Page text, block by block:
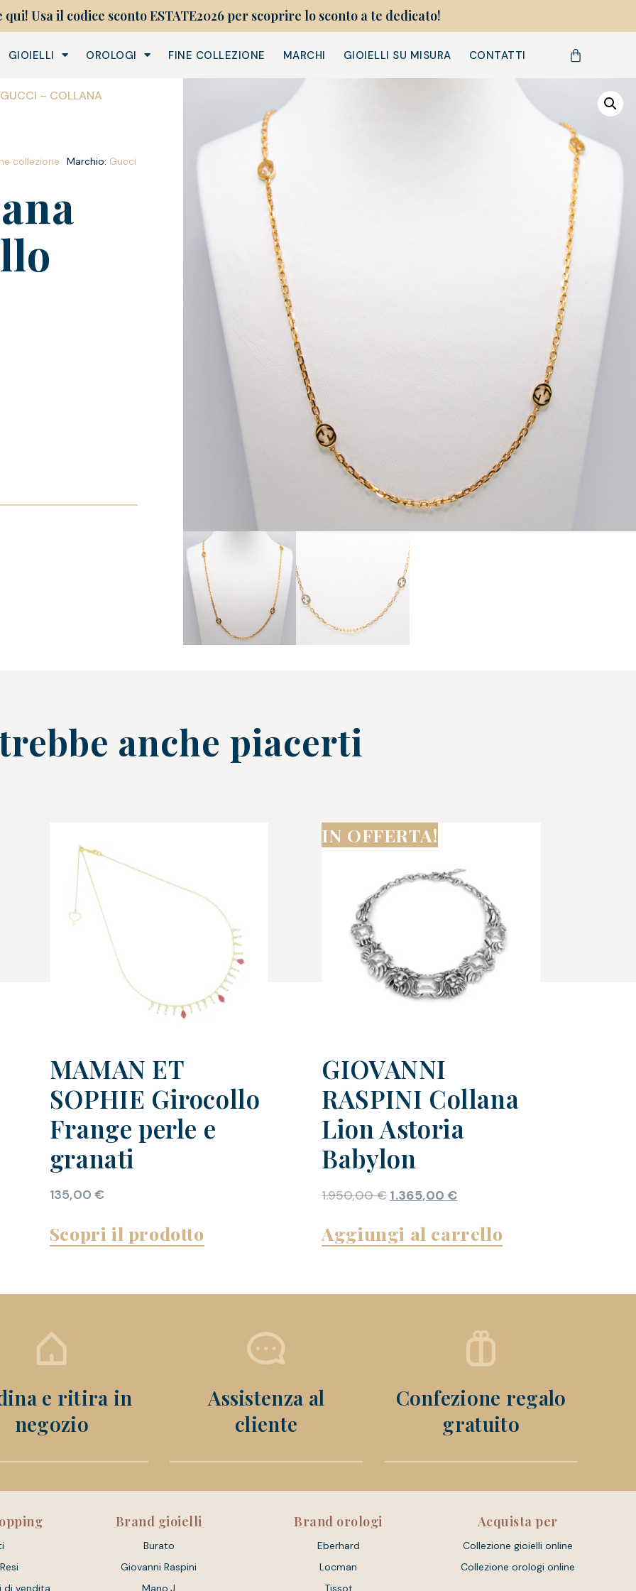
Usa il codice sconto ESTATE2026 per scoprire lo sconto a te dedicato!
GIOIELLI OROLOGI FINE COLLEZIONE MARCHI GIOIELLI SU MISURA CONTATTI
– COLLANA
collezione Marchio: Gucci
anche piacerti
MAMAN ET
SOPHIE Girocollo
Frange perle e
granati
135,00€
Scopri il prodotto
IN OFFERTA!
GIOVANNI
RASPINI Collana
Lion Astoria
Babylon
1.950,00€ 1.365,00€
Aggiungi al carrello
e ritira in
negozio
Assistenza al
cliente
Confezione regalo
gratuito
Brand gioielli
Burato
Giovanni Raspini
Brand orologi
Eberhard
Locman
Acquista per
Collezione gioielli online
Collezione orologi online